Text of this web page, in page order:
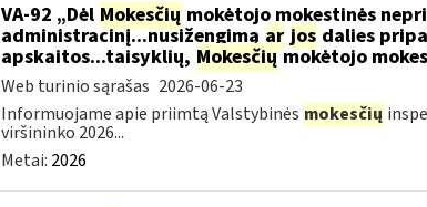
VA-92 „Dėl Mokesčių mokėtojo mokestinės
administracinį...nusižengimąar jos dalies
apskaitos...taisyklių, Mokesčiųmokėtojo
Web turinio sąrašas 2026-06-23
Informuojame apie priimtą Valstybinės mokesčių
viršininko 2026...
Metai: 2026